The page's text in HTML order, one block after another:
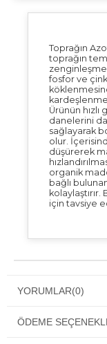
Toprağın
toprağın
fosfor ve
Ürünün
danelerini
sağlayarak
olur.
düşürerek
organik
bağlı
için tavsiye
YORUMLAR(0)
ÖDEME